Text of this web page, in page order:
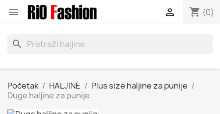
 shopping_cart (0)

search
Početak HALJINE
Plus size haljine za punije
Duge haljine za punije